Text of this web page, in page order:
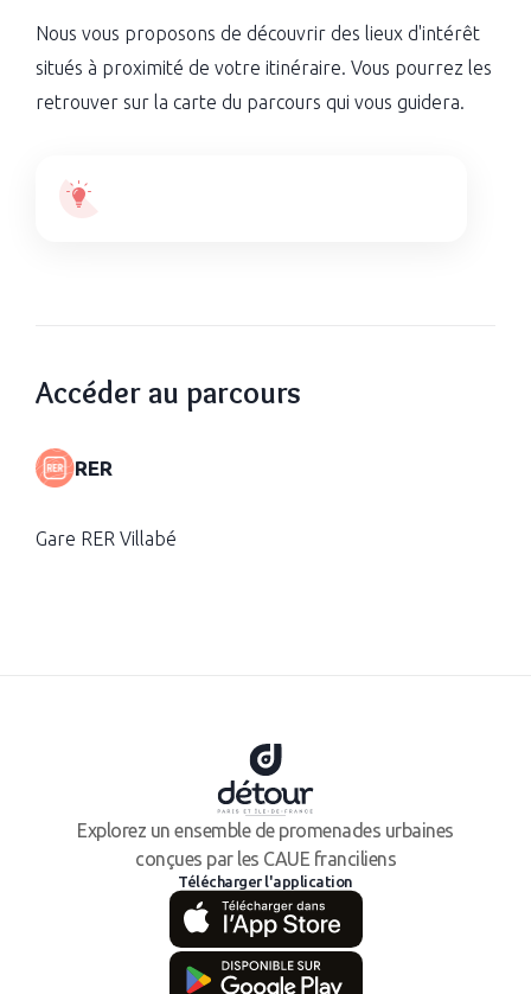
Nous vous proposons de découvrir des lieux d'intérêt
situés à proximité de votre itinéraire. Vous pourrez les
retrouver sur la carte du parcours qui vous guidera.
Accéder au parcours
RER
Gare RER Villabé
Explorez un ensemble de promenades urbaines
conçues par les CAUE franciliens
Télécharger l'application